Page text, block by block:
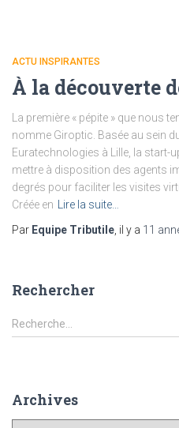
ACTU INSPIRANTES
À la découverte
La première « pépite » que nous
nomme Giroptic. Basée au sein
Euratechnologies à Lille, la start-
mettre à disposition des agents
degrés pour faciliter les visites
Créée en Lire la suite…
Par Equipe Tributile, il y a 11
Rechercher
R
e
r
c
Recherche…
Archives